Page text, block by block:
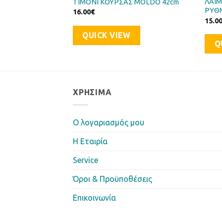
ΤΙΜΟΝΙ ΚΟΥΡΣΑΣ MOLDO 42cm
16.00€
QUICK VIEW
ΧΡΉΣΙΜΑ
Ο λογαριασμός μου
Η Eταιρία
Service
Όροι & Προϋποθέσεις
Επικοινωνία